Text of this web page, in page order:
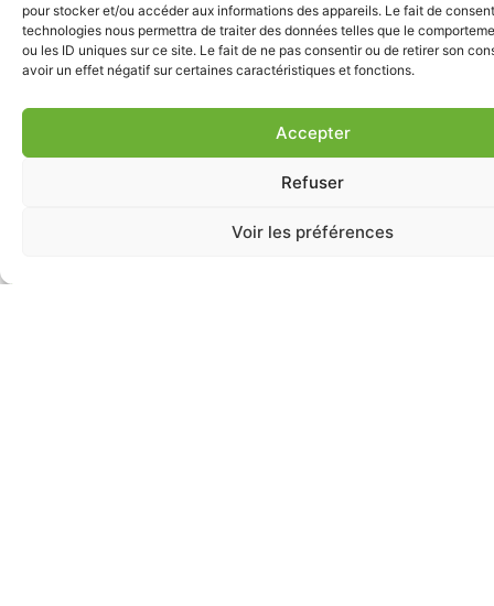
pour stocker et/ou accéder aux informations des appareils. Le fait de
technologies nous permettra de traiter des données telles que le
ou les ID uniques sur ce site. Le fait de ne pas consentir ou de retirer son
avoir un effet négatif sur certaines caractéristiques et fonctions.
Accepter
Refuser
Voir les préférences